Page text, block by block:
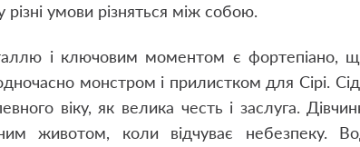
умови різняться між собою.
і ключовим моментом є фортепіано,
монстром і прилистком для Сірі.
віку, як велика честь і заслуга.
животом, коли відчуває небезпеку.